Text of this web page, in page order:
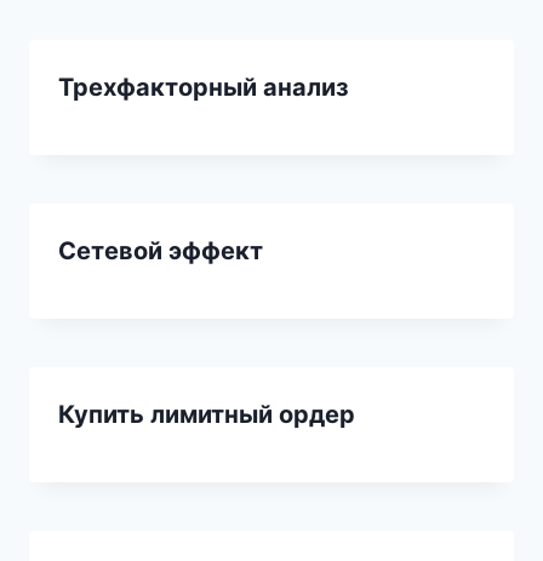
Трехфакторный анализ
Сетевой эффект
Купить лимитный ордер